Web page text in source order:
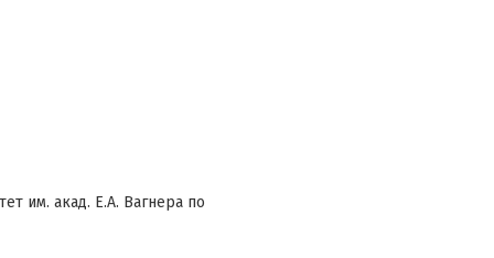
им. акад. Е.А. Вагнера по